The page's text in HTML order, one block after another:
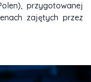
przygotowanej
zajętych przez